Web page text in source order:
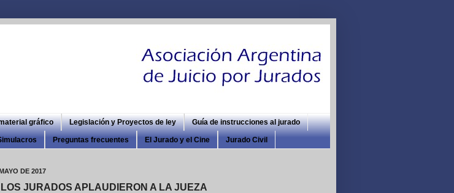
gráfico Legislación y Proyectos de ley Guía de instrucciones al jurado
Preguntas frecuentes El Jurado y el Cine Jurado Civil
DE 2017
JURADOS APLAUDIERON A LA JUEZA